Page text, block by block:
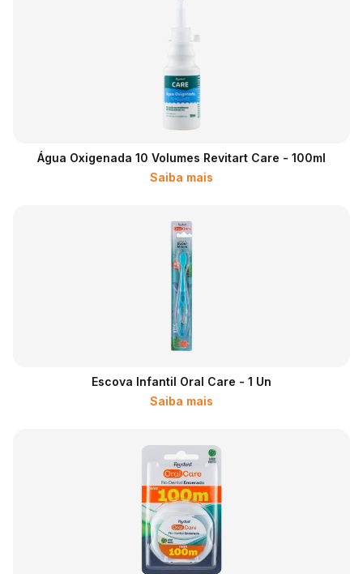
Água Oxigenada 10 Volumes Revitart Care - 100ml
Saiba mais
Escova Infantil Oral Care - 1 Un
Saiba mais